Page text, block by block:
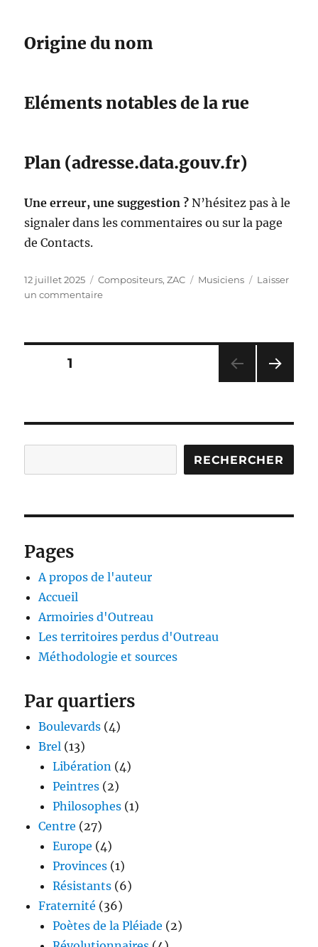
Origine du nom
Eléments notables de la rue
Plan (adresse.data.gouv.fr)
Une erreur, une suggestion ? N’hésitez pas à le
signaler dans les commentaires ou sur la page
de Contacts.
Publié
le
12 juillet 2025 Catégories
Compositeurs,ZAC Étiquettes
Musiciens
Laisser
un commentairesur
Pagination
publications
PAGE1
ANT
E
RECHERCHER
Pages
A propos de l'auteur
Accueil
Armoiries d'Outreau
Les territoires perdus d'Outreau
Méthodologie et sources
Par quartiers
Boulevards (4)
Brel (13)
Libération (4)
Peintres (2)
Philosophes (1)
Centre (27)
Europe (4)
Provinces (1)
Résistants (6)
Fraternité (36)
Poètes de la Pléiade (2)